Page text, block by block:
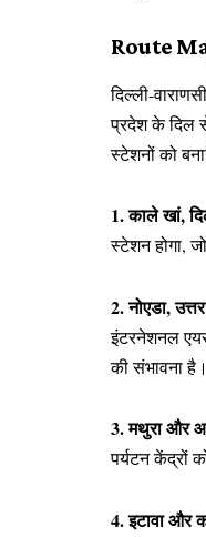
Route
दिल्ली-
प्रदेश के दिल
स्टेशनों को
1. काले खां,
स्टेशन होगा,
2. नोएडा,
इंटरनेशनल
की संभावना है।
3. मथुरा और
पर्यटन केंद्रों
4. इटावा और